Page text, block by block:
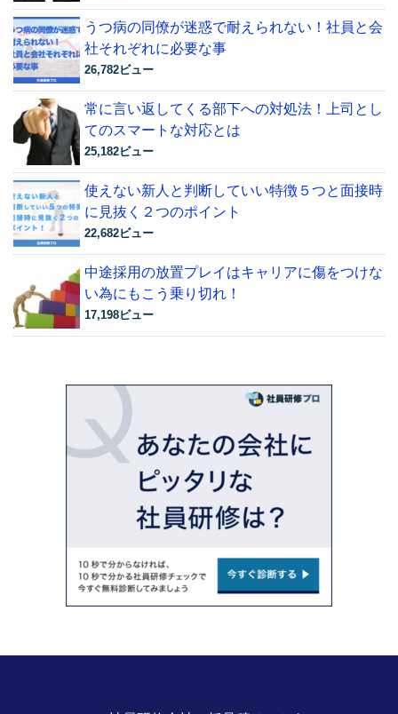
うつ病の同僚が迷惑で耐えられない！社員と会
社それぞれに必要な事
26,782ビュー
常に言い返してくる部下への対処法！上司とし
てのスマートな対応とは
25,182ビュー
使えない新人と判断していい特徴５つと面接時
に見抜く２つのポイント
22,682ビュー
中途採用の放置プレイはキャリアに傷をつけな
い為にもこう乗り切れ！
17,198ビュー